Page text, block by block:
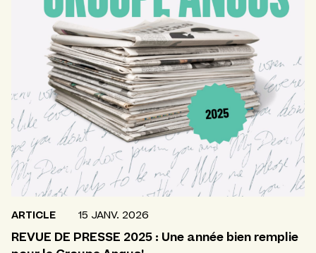
ARTICLE 15 JANV. 2026
REVUE DE PRESSE 2025 : Une année bien remplie